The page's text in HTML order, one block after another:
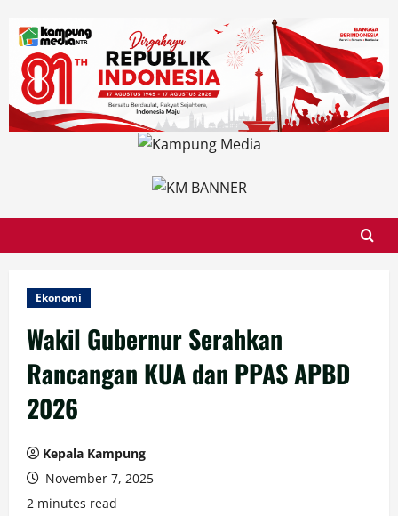
content
Ekonomi
Wakil Gubernur Serahkan
Rancangan KUA dan PPAS APBD
2026
Kepala Kampung
November 7, 2025
2 minutes read